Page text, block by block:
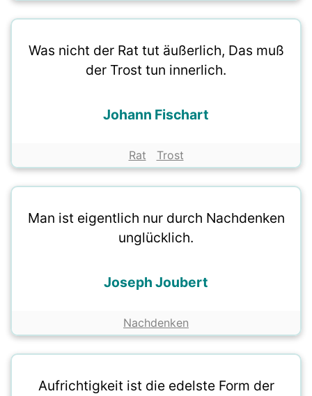
Was nicht der Rat tut äußerlich, Das muß
der Trost tun innerlich.
Johann Fischart
Rat Trost
Man ist eigentlich nur durch Nachdenken
unglücklich.
Joseph Joubert
Nachdenken
Aufrichtigkeit ist die edelste Form der